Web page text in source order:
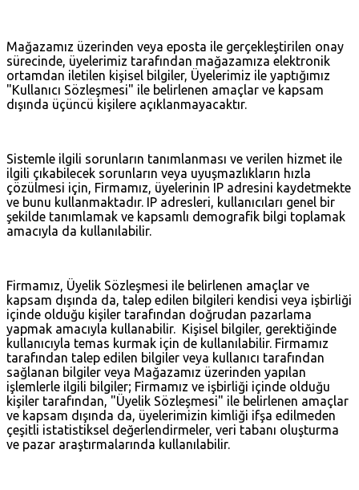
Mağazamız üzerinden veya eposta ile gerçekleştirilen onay
sürecinde, üyelerimiz tarafından mağazamıza elektronik
ortamdan iletilen kişisel bilgiler, Üyelerimiz ile yaptığımız
"Kullanıcı Sözleşmesi" ile belirlenen amaçlar ve kapsam
dışında üçüncü kişilere açıklanmayacaktır.
Sistemle ilgili sorunların tanımlanması ve verilen hizmet ile
ilgili çıkabilecek sorunların veya uyuşmazlıkların hızla
çözülmesi için, Firmamız, üyelerinin IP adresini kaydetmekte
ve bunu kullanmaktadır. IP adresleri, kullanıcıları genel bir
şekilde tanımlamak ve kapsamlı demografik bilgi toplamak
amacıyla da kullanılabilir.
Firmamız, Üyelik Sözleşmesi ile belirlenen amaçlar ve
kapsam dışında da, talep edilen bilgileri kendisi veya işbirliği
içinde olduğu kişiler tarafından doğrudan pazarlama
yapmak amacıyla kullanabilir. Kişisel bilgiler, gerektiğinde
kullanıcıyla temas kurmak için de kullanılabilir. Firmamız
tarafından talep edilen bilgiler veya kullanıcı tarafından
sağlanan bilgiler veya Mağazamız üzerinden yapılan
işlemlerle ilgili bilgiler; Firmamız ve işbirliği içinde olduğu
kişiler tarafından, "Üyelik Sözleşmesi" ile belirlenen amaçlar
ve kapsam dışında da, üyelerimizin kimliği ifşa edilmeden
çeşitli istatistiksel değerlendirmeler, veri tabanı oluşturma
ve pazar araştırmalarında kullanılabilir.